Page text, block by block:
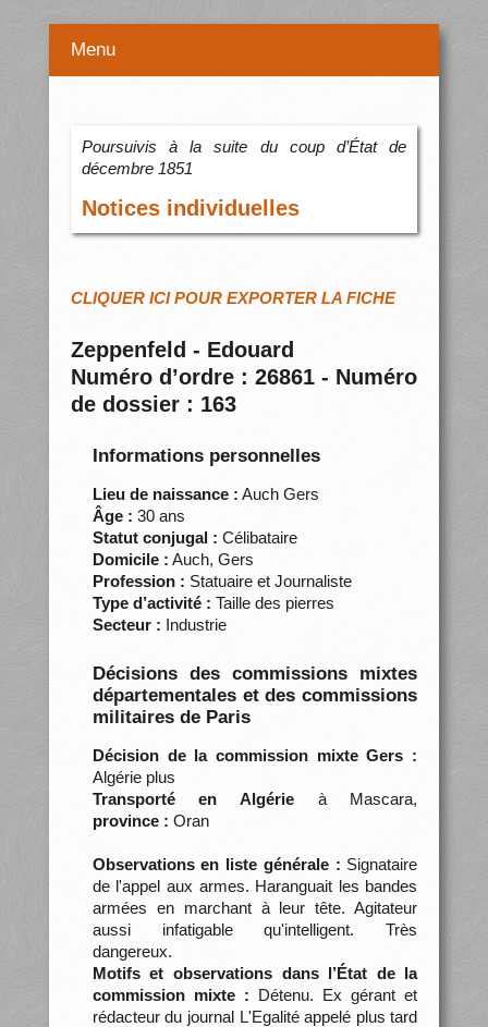
Menu
Poursuivis à la suite du coup d’État de
décembre 1851
Notices individuelles
CLIQUER ICI POUR EXPORTER LA FICHE
Zeppenfeld - Edouard
Numéro d’ordre : 26861 - Numéro
de dossier : 163
Informations personnelles
Lieu de naissance : Auch Gers
Âge : 30 ans
Statut conjugal : Célibataire
Domicile : Auch, Gers
Profession : Statuaire et Journaliste
Type d’activité : Taille des pierres
Secteur : Industrie
Décisions des commissions mixtes
départementales et des commissions
militaires de Paris
Décision de la commission mixte Gers :
Algérie plus
Transporté en Algérie à Mascara,
province : Oran
Observations en liste générale : Signataire
de l'appel aux armes. Haranguait les bandes
armées en marchant à leur tête. Agitateur
aussi infatigable qu'intelligent. Très
dangereux.
Motifs et observations dans l’État de la
commission mixte : Détenu. Ex gérant et
rédacteur du journal L'Egalité appelé plus tard